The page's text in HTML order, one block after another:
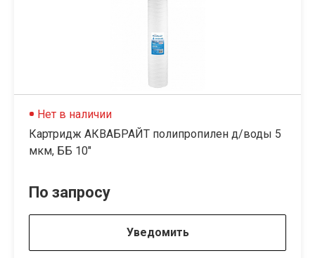
Нет в наличии
Картридж АКВАБРАЙТ полипропилен д/воды 5
мкм, ББ 10"
По запросу
Уведомить